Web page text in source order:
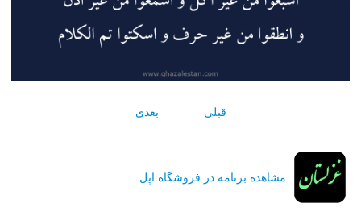
قبلی بعدی
مشاهده برنامه در فروشگاه اپل